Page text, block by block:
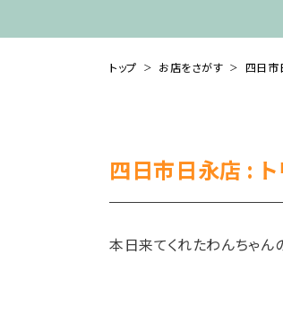
トップ お店をさがす 四日市
四日市日永店 :
本日来てくれたわんちゃん